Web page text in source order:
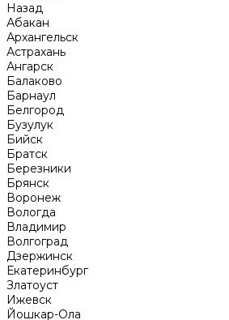
Назад
Абакан
Архангельск
Астрахань
Ангарск
Балаково
Барнаул
Белгород
Бузулук
Бийск
Братск
Березники
Брянск
Воронеж
Вологда
Владимир
Волгоград
Дзержинск
Екатеринбург
Златоуст
Ижевск
Йошкар-Ола